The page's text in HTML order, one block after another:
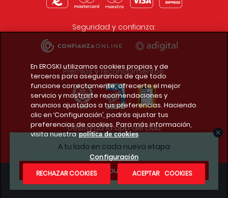
A tu lado en cada nueva etapa
¿Te apuntas?
Seguridad y confianza:
Premios y reconocimientos:
Descarga la app del club
Condiciones legales
En EROSKI utilizamos cookies propias y de
terceros para asegurarnos de que todo
funcione correctamente, ofrecerte el mejor
servicio y mostrarte recomendaciones y
anuncios ajustados a tus preferencias. Haciendo
clic en ‘Configuración’, podrás ajustar tus
preferencias de cookies. Para más información,
visita nuestra política de cookies
Configuración
RECHAZAR COOKIES
ACEPTAR COOKIES